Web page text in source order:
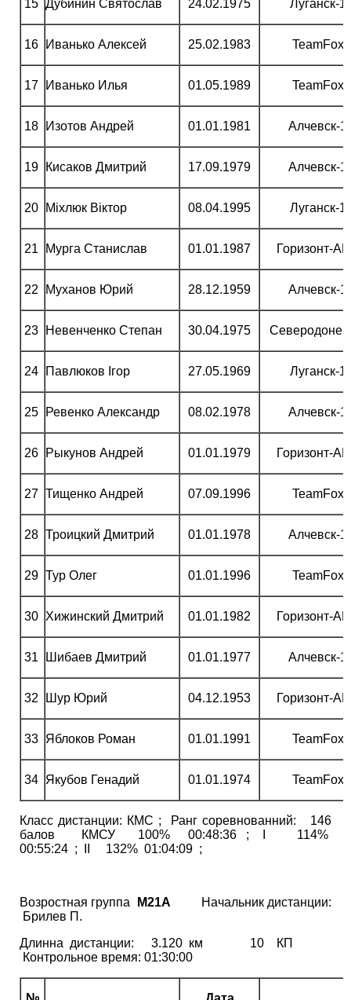
15 Дубинин Святослав 24.02.1975 Луганск-1
16 Иванько Алексей 25.02.1983 TeamFox
17 Иванько Илья 01.05.1989 TeamFox
18 Изотов Андрей 01.01.1981 Алчевск-1
19 Кисаков Дмитрий 17.09.1979 Алчевск-1
20 Міхлюк Віктор 08.04.1995 Луганск-1
21 Мурга Станислав 01.01.1987 Горизонт-
22 Муханов Юрий 28.12.1959 Алчевск-1
23 Невенченко Степан 30.04.1975
24 Павлюков Ігор 27.05.1969 Луганск-1
25 Ревенко Александр 08.02.1978 Алчевск-1
26 Рыкунов Андрей 01.01.1979 Горизонт-
27 Тищенко Андрей 07.09.1996 TeamFox
28 Троицкий Дмитрий 01.01.1978 Алчевск-1
29 Тур Олег 01.01.1996 TeamFox
30 Хижинский Дмитрий 01.01.1982 Горизонт-
31 Шибаев Дмитрий 01.01.1977 Алчевск-1
32 Шур Юрий 04.12.1953 Горизонт-
33 Яблоков Роман 01.01.1991 TeamFox
34 Якубов Генадий 01.01.1974 TeamFox
Класс дистанции: КМС ; Ранг соревнованний: 146
балов КМСУ 100% 00:48:36 ; І 114%
00:55:24 ; ІІ 132% 01:04:09 ;
Возростная группа М21А
Начальник дистанции:
Брилев П.
Длинна дистанции: 3.120 км 10 КП
Контрольное время: 01:30:00